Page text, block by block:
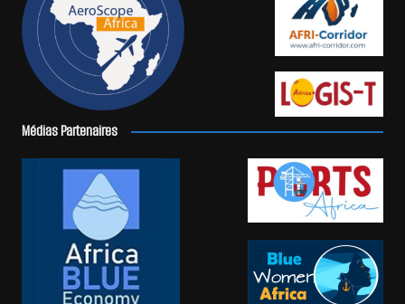
Médias Partenaires